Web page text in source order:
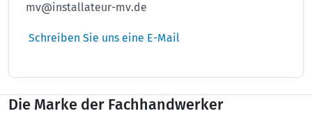
mv@installateur-mv.de
Schreiben Sie uns eine E-Mail
Die Marke der Fachhandwerker